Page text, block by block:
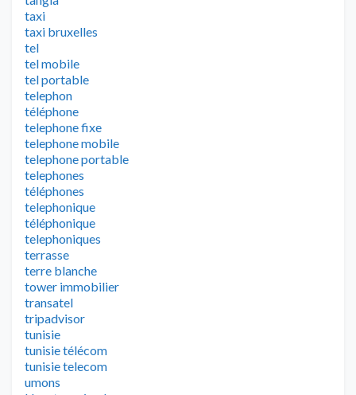
taxi
taxi bruxelles
tel
tel mobile
tel portable
telephon
téléphone
telephone fixe
telephone mobile
telephone portable
telephones
téléphones
telephonique
téléphonique
telephoniques
terrasse
terre blanche
tower immobilier
transatel
tripadvisor
tunisie
tunisie télécom
tunisie telecom
umons